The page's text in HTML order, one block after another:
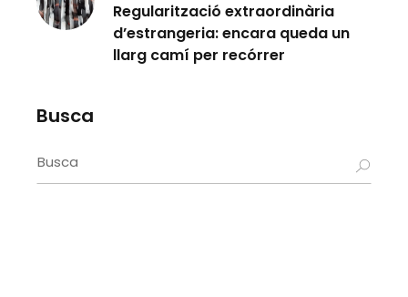
Regularització extraordinària
d’estrangeria: encara queda un
llarg camí per recórrer
Busca
Search
for: